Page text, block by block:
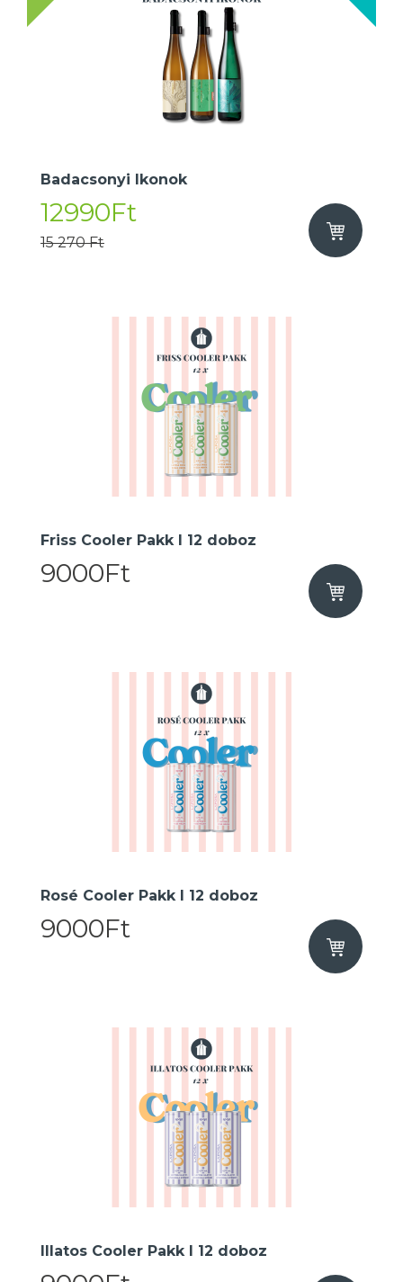
Badacsonyi Ikonok
12990Ft
15 270 Ft
Friss Cooler Pakk I 12 doboz
9000Ft
Rosé Cooler Pakk I 12 doboz
9000Ft
Illatos Cooler Pakk I 12 doboz